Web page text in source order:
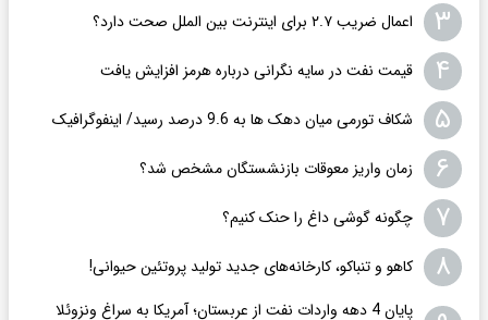
۳ اعمال ضریب ۲.۷ برای اینترنت بین الملل صحت دارد؟
۴ قیمت نفت در سایه نگرانی درباره هرمز افزایش یافت
۵ شکاف تورمی میان دهک ها به 9.6 درصد رسید/ اینفوگرافیک
۶ زمان واریز معوقات بازنشستگان مشخص شد؟
۷ چگونه گوشی داغ را حنک کنیم؟
۸ کاهو و تنباکو، کارخانه‌های جدید تولید پروتئین حیوانی!
پایان 4 دهه واردات نفت از عربستان؛ آمریکا به سراغ ونزوئلا